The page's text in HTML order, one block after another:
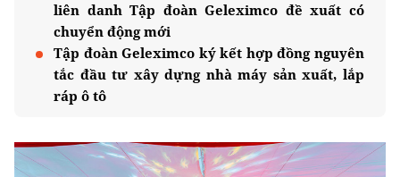
liên danh Tập đoàn Geleximco đề xuất có
chuyển động mới
Tập đoàn Geleximco ký kết hợp đồng nguyên
tắc đầu tư xây dựng nhà máy sản xuất, lắp
ráp ô tô